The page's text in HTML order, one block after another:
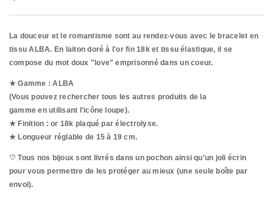
La douceur et le romantisme sont au rendez-vous avec le bracelet en
tissu ALBA. En laiton doré à l'or fin 18k et tissu élastique, il se
compose du mot doux "love" emprisonné dans un coeur.
★ Gamme : ALBA
(Vous pouvez rechercher tous les autres produits de la
gamme en utilisant l'icône loupe).
★ Finition : or 18k plaqué parélectrolyse.
★ Longueur réglable de 15 à 19 cm.
♡ Tous nos bijoux sont livrés dans un pochon ainsi qu'un joli écrin
pour vous permettre de les protéger au mieux (une seule boîte par
envoi).